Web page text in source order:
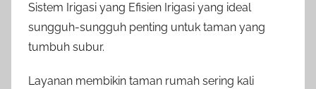
Sistem Irigasi yang Efisien Irigasi yang ideal
sungguh-sungguh penting untuk taman yang
tumbuh subur.
Layanan membikin taman rumah sering kali